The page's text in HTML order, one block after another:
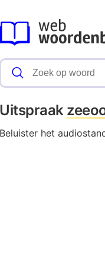
Uitspraak
Beluister het